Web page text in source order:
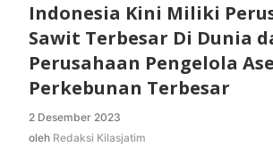
Indonesia Kini Miliki
Sawit Terbesar Di Dunia
Perusahaan Pengelola
Perkebunan Terbesar
2 Desember 2023
Redaksi
oleh Redaksi Kilasjatim